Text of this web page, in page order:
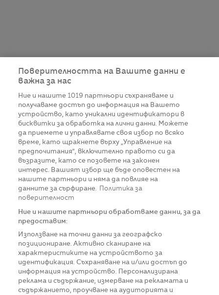
Поверителността на Вашите данни е
важна за нас
Ние и нашите 1019 партньори съхраняваме и
получаваме достъп до информация на Вашето
устройство, като уникални идентификатори в
бисквитки за обработка на лични данни. Можете
да приемете и управлявате своя избор по всяко
време, като щракнете върху „Управление на
предпочитания“, включително правото си да
възразите, като се позовете на законен
интерес. Вашият избор ще бъде оповестен на
нашите партньори и няма да повлияе на
данните за сърфиране.
Политика за
поверителност
Ние и нашите партньори обработваме данни, за да
предоставим:
Използване на точни данни за географско
позициониране. Активно сканиране на
характеристиките на устройството за
идентификация. Съхраняване на и/или достъп до
информация на устройство. Персонализирана
реклама и съдържание, измерване на рекламата и
съдържанието, проучване на аудиторията и